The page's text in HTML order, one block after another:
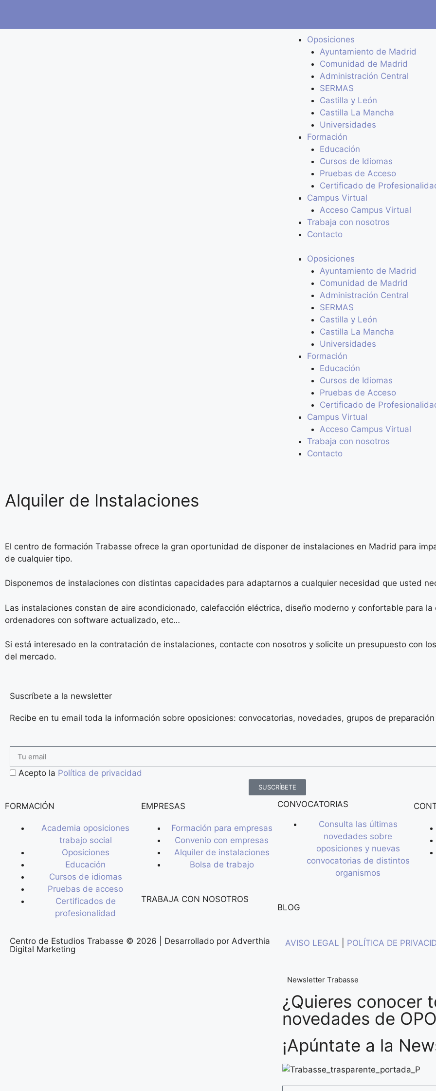
Oposiciones
Ayuntamiento de Madrid
Comunidad de Madrid
Administración Central
SERMAS
Castilla y León
Castilla La Mancha
Universidades
Formación
Educación
Cursos de Idiomas
Pruebas de Acceso
Certificado de
Campus Virtual
Acceso Campus Virtual
Trabaja con nosotros
Contacto
Oposiciones
Ayuntamiento de Madrid
Comunidad de Madrid
Administración Central
SERMAS
Castilla y León
Castilla La Mancha
Universidades
Formación
Educación
Cursos de Idiomas
Pruebas de Acceso
Certificado de
Campus Virtual
Acceso Campus Virtual
Trabaja con nosotros
Contacto
Alquiler de Instalaciones
El centro de formación Trabasse ofrece la gran oportunidad de disponer de instalaciones en Madrid para
de cualquier tipo.
Disponemos de instalaciones con distintas capacidades para adaptarnos a cualquier necesidad que usted
Las instalaciones constan de aire acondicionado, calefacción eléctrica, diseño moderno y confortable para
ordenadores con software actualizado, etc…
Si está interesado en la contratación de instalaciones, contacte con nosotros y solicite un presupuesto con
del mercado.
Suscríbete a la newsletter
Recibe en tu email toda la información sobre oposiciones: convocatorias, novedades, grupos de
Acepto la Política de privacidad
SUSCRÍBETE
FORMACIÓN
Academia oposiciones
trabajo social
Oposiciones
Educación
Cursos de idiomas
Pruebas de acceso
Certificados de
profesionalidad
EMPRESAS
Formación para empresas
Convenio con empresas
Alquiler de instalaciones
Bolsa de trabajo
TRABAJA CON NOSOTROS
CONVOCATORIAS
Consulta las últimas
novedades sobre
oposiciones y nuevas
convocatorias de distintos
organismos
BLOG
Centro de Estudios Trabasse © 2026 | Desarrollado por Adverthia
Digital Marketing
AVISO LEGAL POLÍTICA DE
Newsletter Trabasse
¿Quieres conocer
novedades de
¡Apúntate a la